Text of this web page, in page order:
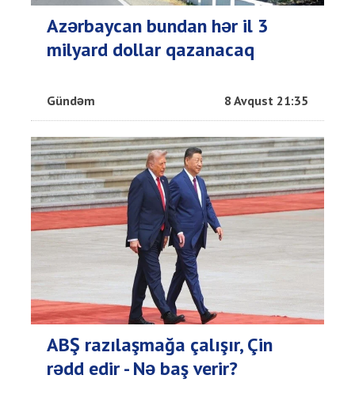
Azərbaycan bundan hər il 3
milyard dollar qazanacaq
Gündəm 8 Avqust 21:35
ABŞ razılaşmağa çalışır, Çin
rədd edir - Nə baş verir?